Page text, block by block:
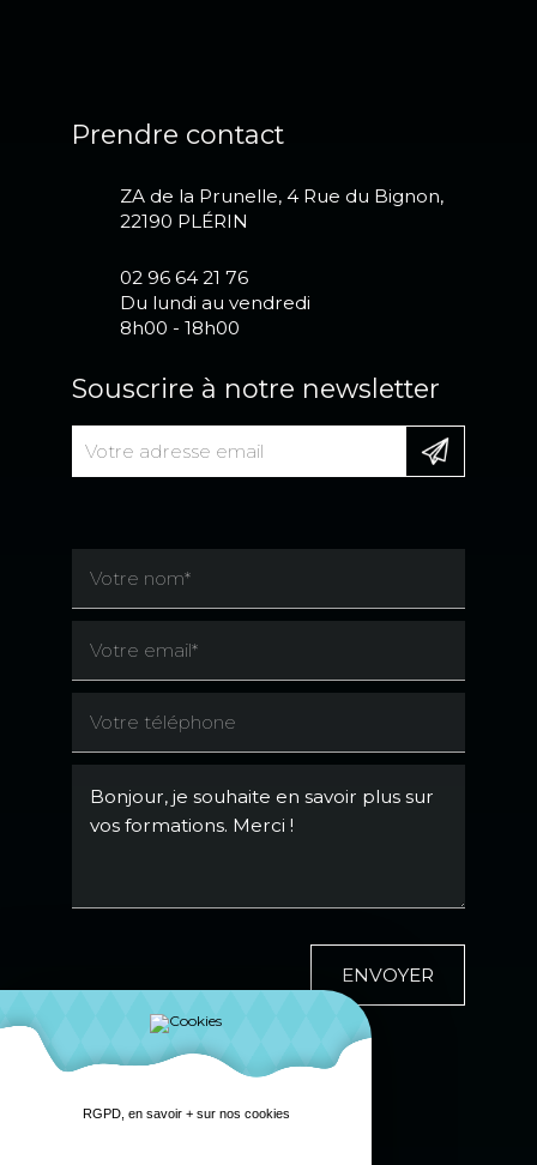
Prendre contact
ZA de la Prunelle, 4 Rue du Bignon,
22190 PLÉRIN
02 96 64 21 76
Du lundi au vendredi
8h00 - 18h00
Souscrire à notre newsletter
ENVOYER
RGPD, en savoir + sur nos cookies